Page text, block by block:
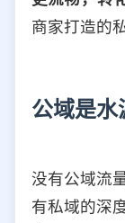
商家打造的
公域是水
没有公域流
有私域的深